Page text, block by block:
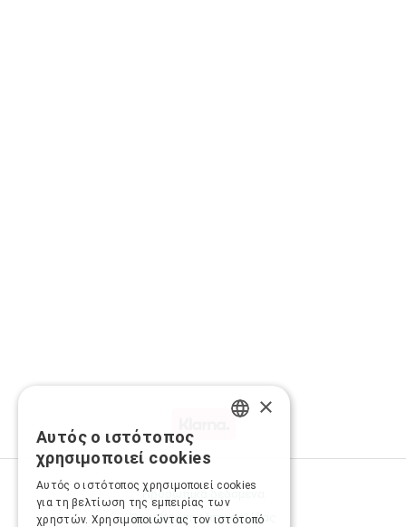
Προσωπικά δεδομένα
Όροι Χρήσης Ιστοσελίδας
×
Αυτός ο ιστότοπος
χρησιμοποιεί cookies
Αυτός ο ιστότοπος χρησιμοποιεί cookies
για τη βελτίωση της εμπειρίας των
χρηστών. Χρησιμοποιώντας τον ιστότοπό